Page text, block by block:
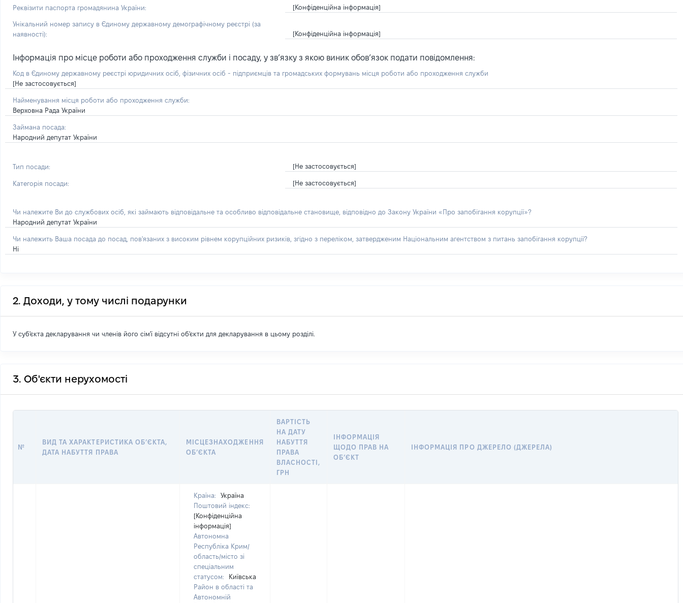
Реквізити паспорта громадянина України: [Конфіденційна інформація]
Унікальний номер запису в Єдиному державному демографічному реєстрі (за
наявності):
[Конфіденційна інформація]
Інформація про місце роботи або проходження служби і посаду, у зв’язку з якою виник обов’язок подати повідомлення:
Код в Єдиному державному реєстрі юридичних осіб, фізичних осіб - підприємців та громадських формувань місця роботи або проходження служби
[Не застосовується]
Найменування місця роботи або проходження служби:
Верховна Рада України
Займана посада:
Народний депутат України
Тип посади: [Не застосовується]
Категорія посади: [Не застосовується]
Чи належите Ви до службових осіб, які займають відповідальне та особливо відповідальне становище, відповідно до Закону України «Про запобігання корупції»?
Народний депутат України
Чи належить Ваша посада до посад, пов'язаних з високим рівнем корупційних ризиків, згідно з переліком, затвердженим Національним агентством з питань запобігання корупції?
Ні
2. Доходи, у тому числі подарунки
У суб'єкта декларування чи членів його сім'ї відсутні об'єкти для декларування в цьому розділі.
3. Об'єкти нерухомості
№
ВИД ТА ХАРАКТЕРИСТИКА ОБ’ЄКТА,
ДАТА НАБУТТЯ ПРАВА
МІСЦЕЗНАХОДЖЕННЯ
ОБ’ЄКТА
ВАРТІСТЬ
НА ДАТУ
НАБУТТЯ
ПРАВА
ВЛАСНОСТІ,
ГРН
ІНФОРМАЦІЯ
ЩОДО ПРАВ НА
ОБ’ЄКТ
ІНФОРМАЦІЯ ПРО ДЖЕРЕЛО (ДЖЕРЕЛА)
Країна:
Україна
Поштовий індекс:
[Конфіденційна
інформація]
Автономна
Республіка Крим/
область/місто зі
спеціальним
статусом:
Київська
Район в області та
Автономній